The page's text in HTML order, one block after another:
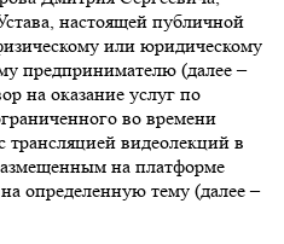
настоящей публичной
или юридическому
предпринимателю (далее –
на оказание услуг по
во времени
трансляцией видеолекций в
на платформе
определенную тему (далее –